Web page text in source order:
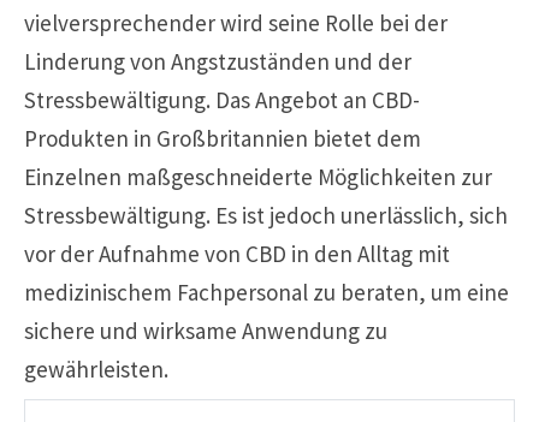
vielversprechender wird seine Rolle bei der
Linderung von Angstzuständen und der
Stressbewältigung. Das Angebot an CBD-
Produkten in Großbritannien bietet dem
Einzelnen maßgeschneiderte Möglichkeiten zur
Stressbewältigung. Es ist jedoch unerlässlich, sich
vor der Aufnahme von CBD in den Alltag mit
medizinischem Fachpersonal zu beraten, um eine
sichere und wirksame Anwendung zu
gewährleisten.